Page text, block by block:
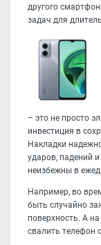
другого
задач для
– это не просто
инвестиция в
Накладки
ударов, падений
неизбежны в
Например, во
быть случайно
поверхность. А
свалить телефон